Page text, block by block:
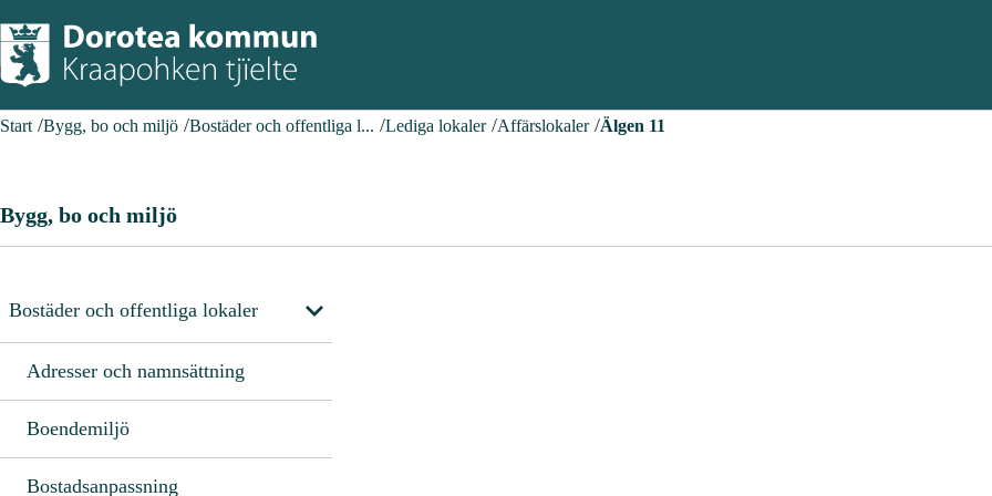
Start Bygg, bo och miljö Bostäder och offentliga l... Lediga lokaler Affärslokaler Älgen 11
Bygg, bo och miljö
Bostäder och offentliga lokaler
Adresser och namnsättning
Boendemiljö
Bostadsanpassning